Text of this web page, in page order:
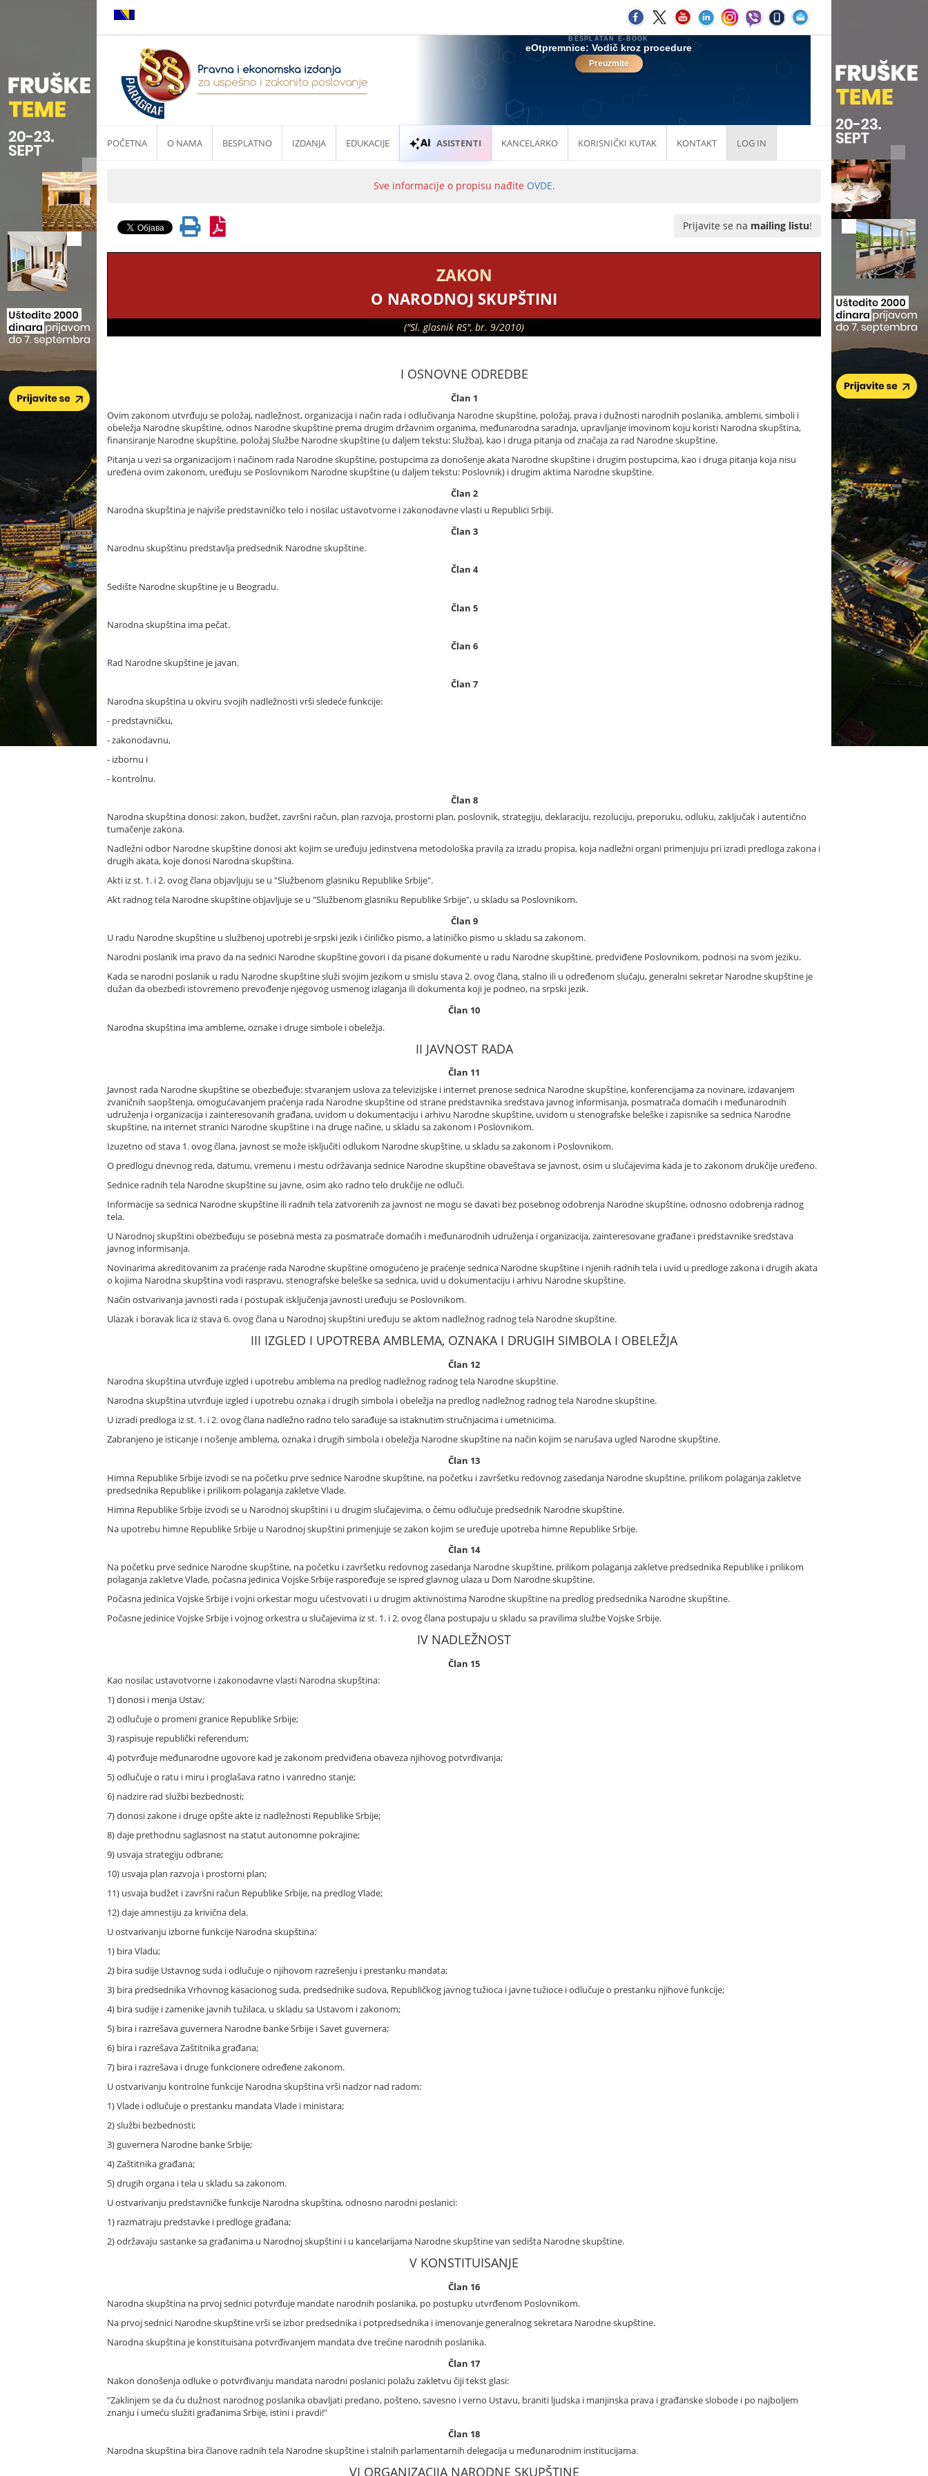
POČETNA O NAMA BESPLATNO IZDANJA EDUKACIJE ASISTENTI KANCELARKO KORISNIČKI KUTAK KONTAKT LOG IN
Sve informacije o propisu nađite OVDE.
Prijavite se na mailing listu!
ZAKON
O NARODNOJ SKUPŠTINI
("Sl. glasnik RS", br. 9/2010)
I OSNOVNE ODREDBE
Član 1
Ovim zakonom utvrđuju se položaj, nadležnost, organizacija i način rada i odlučivanja Narodne skupštine, položaj, prava i dužnosti narodnih poslanika, amblemi, simboli i
obeležja Narodne skupštine, odnos Narodne skupštine prema drugim državnim organima, međunarodna saradnja, upravljanje imovinom koju koristi Narodna skupština,
finansiranje Narodne skupštine, položaj Službe Narodne skupštine (u daljem tekstu: Služba), kao i druga pitanja od značaja za rad Narodne skupštine.
Pitanja u vezi sa organizacijom i načinom rada Narodne skupštine, postupcima za donošenje akata Narodne skupštine i drugim postupcima, kao i druga pitanja koja nisu
uređena ovim zakonom, uređuju se Poslovnikom Narodne skupštine (u daljem tekstu: Poslovnik) i drugim aktima Narodne skupštine.
Član 2
Narodna skupština je najviše predstavničko telo i nosilac ustavotvorne i zakonodavne vlasti u Republici Srbiji.
Član 3
Narodnu skupštinu predstavlja predsednik Narodne skupštine.
Član 4
Sedište Narodne skupštine je u Beogradu.
Član 5
Narodna skupština ima pečat.
Član 6
Rad Narodne skupštine je javan.
Član 7
Narodna skupština u okviru svojih nadležnosti vrši sledeće funkcije:
- predstavničku,
- zakonodavnu,
- izbornu i
- kontrolnu.
Član 8
Narodna skupština donosi: zakon, budžet, završni račun, plan razvoja, prostorni plan, poslovnik, strategiju, deklaraciju, rezoluciju, preporuku, odluku, zaključak i autentično
tumačenje zakona.
Nadležni odbor Narodne skupštine donosi akt kojim se uređuju jedinstvena metodološka pravila za izradu propisa, koja nadležni organi primenjuju pri izradi predloga zakona i
drugih akata, koje donosi Narodna skupština.
Akti iz st. 1. i 2. ovog člana objavljuju se u "Službenom glasniku Republike Srbije".
Akt radnog tela Narodne skupštine objavljuje se u "Službenom glasniku Republike Srbije", u skladu sa Poslovnikom.
Član 9
U radu Narodne skupštine u službenoj upotrebi je srpski jezik i ćiriličko pismo, a latiničko pismo u skladu sa zakonom.
Narodni poslanik ima pravo da na sednici Narodne skupštine govori i da pisane dokumente u radu Narodne skupštine, predviđene Poslovnikom, podnosi na svom jeziku.
Kada se narodni poslanik u radu Narodne skupštine služi svojim jezikom u smislu stava 2. ovog člana, stalno ili u određenom slučaju, generalni sekretar Narodne skupštine je
dužan da obezbedi istovremeno prevođenje njegovog usmenog izlaganja ili dokumenta koji je podneo, na srpski jezik.
Član 10
Narodna skupština ima ambleme, oznake i druge simbole i obeležja.
II JAVNOST RADA
Član 11
Javnost rada Narodne skupštine se obezbeđuje: stvaranjem uslova za televizijske i internet prenose sednica Narodne skupštine, konferencijama za novinare, izdavanjem
zvaničnih saopštenja, omogućavanjem praćenja rada Narodne skupštine od strane predstavnika sredstava javnog informisanja, posmatrača domaćih i međunarodnih
udruženja i organizacija i zainteresovanih građana, uvidom u dokumentaciju i arhivu Narodne skupštine, uvidom u stenografske beleške i zapisnike sa sednica Narodne
skupštine, na internet stranici Narodne skupštine i na druge načine, u skladu sa zakonom i Poslovnikom.
Izuzetno od stava 1. ovog člana, javnost se može isključiti odlukom Narodne skupštine, u skladu sa zakonom i Poslovnikom.
O predlogu dnevnog reda, datumu, vremenu i mestu održavanja sednice Narodne skupštine obaveštava se javnost, osim u slučajevima kada je to zakonom drukčije uređeno.
Sednice radnih tela Narodne skupštine su javne, osim ako radno telo drukčije ne odluči.
Informacije sa sednica Narodne skupštine ili radnih tela zatvorenih za javnost ne mogu se davati bez posebnog odobrenja Narodne skupštine, odnosno odobrenja radnog
tela.
U Narodnoj skupštini obezbeđuju se posebna mesta za posmatrače domaćih i međunarodnih udruženja i organizacija, zainteresovane građane i predstavnike sredstava
javnog informisanja.
Novinarima akreditovanim za praćenje rada Narodne skupštine omogućeno je praćenje sednica Narodne skupštine i njenih radnih tela i uvid u predloge zakona i drugih akata
o kojima Narodna skupština vodi raspravu, stenografske beleške sa sednica, uvid u dokumentaciju i arhivu Narodne skupštine.
Način ostvarivanja javnosti rada i postupak isključenja javnosti uređuju se Poslovnikom.
Ulazak i boravak lica iz stava 6. ovog člana u Narodnoj skupštini uređuju se aktom nadležnog radnog tela Narodne skupštine.
III IZGLED I UPOTREBA AMBLEMA, OZNAKA I DRUGIH SIMBOLA I OBELEŽJA
Član 12
Narodna skupština utvrđuje izgled i upotrebu amblema na predlog nadležnog radnog tela Narodne skupštine.
Narodna skupština utvrđuje izgled i upotrebu oznaka i drugih simbola i obeležja na predlog nadležnog radnog tela Narodne skupštine.
U izradi predloga iz st. 1. i 2. ovog člana nadležno radno telo sarađuje sa istaknutim stručnjacima i umetnicima.
Zabranjeno je isticanje i nošenje amblema, oznaka i drugih simbola i obeležja Narodne skupštine na način kojim se narušava ugled Narodne skupštine.
Član 13
Himna Republike Srbije izvodi se na početku prve sednice Narodne skupštine, na početku i završetku redovnog zasedanja Narodne skupštine, prilikom polaganja zakletve
predsednika Republike i prilikom polaganja zakletve Vlade.
Himna Republike Srbije izvodi se u Narodnoj skupštini i u drugim slučajevima, o čemu odlučuje predsednik Narodne skupštine.
Na upotrebu himne Republike Srbije u Narodnoj skupštini primenjuje se zakon kojim se uređuje upotreba himne Republike Srbije.
Član 14
Na početku prve sednice Narodne skupštine, na početku i završetku redovnog zasedanja Narodne skupštine, prilikom polaganja zakletve predsednika Republike i prilikom
polaganja zakletve Vlade, počasna jedinica Vojske Srbije raspoređuje se ispred glavnog ulaza u Dom Narodne skupštine.
Počasna jedinica Vojske Srbije i vojni orkestar mogu učestvovati i u drugim aktivnostima Narodne skupštine na predlog predsednika Narodne skupštine.
Počasne jedinice Vojske Srbije i vojnog orkestra u slučajevima iz st. 1. i 2. ovog člana postupaju u skladu sa pravilima službe Vojske Srbije.
IV NADLEŽNOST
Član 15
Kao nosilac ustavotvorne i zakonodavne vlasti Narodna skupština:
1) donosi i menja Ustav;
2) odlučuje o promeni granice Republike Srbije;
3) raspisuje republički referendum;
4) potvrđuje međunarodne ugovore kad je zakonom predviđena obaveza njihovog potvrđivanja;
5) odlučuje o ratu i miru i proglašava ratno i vanredno stanje;
6) nadzire rad službi bezbednosti;
7) donosi zakone i druge opšte akte iz nadležnosti Republike Srbije;
8) daje prethodnu saglasnost na statut autonomne pokrajine;
9) usvaja strategiju odbrane;
10) usvaja plan razvoja i prostorni plan;
11) usvaja budžet i završni račun Republike Srbije, na predlog Vlade;
12) daje amnestiju za krivična dela.
U ostvarivanju izborne funkcije Narodna skupština:
1) bira Vladu;
2) bira sudije Ustavnog suda i odlučuje o njihovom razrešenju i prestanku mandata;
3) bira predsednika Vrhovnog kasacionog suda, predsednike sudova, Republičkog javnog tužioca i javne tužioce i odlučuje o prestanku njihove funkcije;
4) bira sudije i zamenike javnih tužilaca, u skladu sa Ustavom i zakonom;
5) bira i razrešava guvernera Narodne banke Srbije i Savet guvernera;
6) bira i razrešava Zaštitnika građana;
7) bira i razrešava i druge funkcionere određene zakonom.
U ostvarivanju kontrolne funkcije Narodna skupština vrši nadzor nad radom:
1) Vlade i odlučuje o prestanku mandata Vlade i ministara;
2) službi bezbednosti;
3) guvernera Narodne banke Srbije;
4) Zaštitnika građana;
5) drugih organa i tela u skladu sa zakonom.
U ostvarivanju predstavničke funkcije Narodna skupština, odnosno narodni poslanici:
1) razmatraju predstavke i predloge građana;
2) održavaju sastanke sa građanima u Narodnoj skupštini i u kancelarijama Narodne skupštine van sedišta Narodne skupštine.
V KONSTITUISANJE
Član 16
Narodna skupština na prvoj sednici potvrđuje mandate narodnih poslanika, po postupku utvrđenom Poslovnikom.
Na prvoj sednici Narodne skupštine vrši se izbor predsednika i potpredsednika i imenovanje generalnog sekretara Narodne skupštine.
Narodna skupština je konstituisana potvrđivanjem mandata dve trećine narodnih poslanika.
Član 17
Nakon donošenja odluke o potvrđivanju mandata narodni poslanici polažu zakletvu čiji tekst glasi:
"Zaklinjem se da ću dužnost narodnog poslanika obavljati predano, pošteno, savesno i verno Ustavu, braniti ljudska i manjinska prava i građanske slobode i po najboljem
znanju i umeću služiti građanima Srbije, istini i pravdi!"
Član 18
Narodna skupština bira članove radnih tela Narodne skupštine i stalnih parlamentarnih delegacija u međunarodnim institucijama.
VI ORGANIZACIJA NARODNE SKUPŠTINE